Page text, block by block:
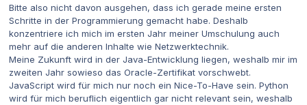
Bitte also nicht davon ausgehen, dass ich gerade meine ersten
Schritte in der Programmierung gemacht habe. Deshalb
konzentriere ich mich im ersten Jahr meiner Umschulung auch
mehr auf die anderen Inhalte wie Netzwerktechnik.
Meine Zukunft wird in der Java-Entwicklung liegen, weshalb mir im
zweiten Jahr sowieso das Oracle-Zertifikat vorschwebt.
JavaScript wird für mich nur noch ein Nice-To-Have sein. Python
wird für mich beruflich eigentlich gar nicht relevant sein, weshalb